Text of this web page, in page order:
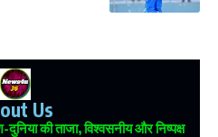
Us
की ताजा, विश्वसनीय और निष्पक्ष